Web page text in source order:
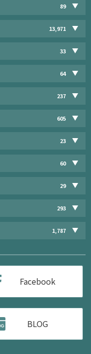
89
13,971
33
64
237
605
23
60
29
293
1,787
Facebook
BLOG